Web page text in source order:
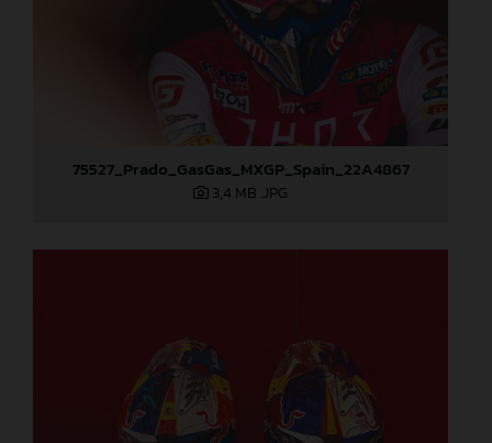
75527_Prado_GasGas_MXGP_Spain_22A4867
3,4 MB .JPG